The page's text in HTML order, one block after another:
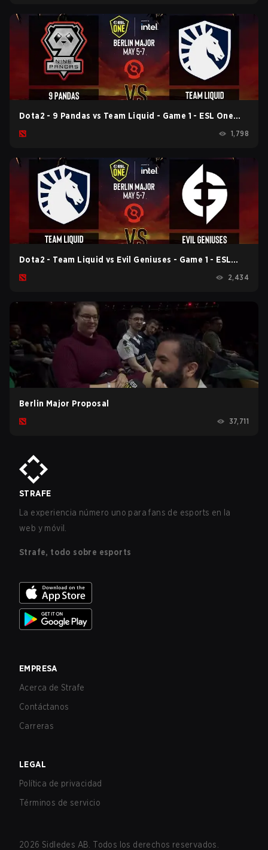
Dota2 - 9 Pandas vs Team Liquid - Game 1 - ESL One
1,798
Dota2 - Team Liquid vs Evil Geniuses - Game 1 - ESL
2,434
Berlin Major Proposal
37,711
STRAFE
La experiencia número uno para fans de esports en la
web y móvil.
Strafe, todo sobre esports
EMPRESA
Acerca de Strafe
Contáctanos
Carreras
LEGAL
Política de privacidad
Términos de servicio
2026 Sidledes AB. Todos los derechos reservados.